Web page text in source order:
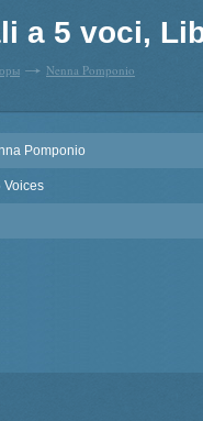
a 5 voci,
Nenna Pomponio
Pomponio
Voices